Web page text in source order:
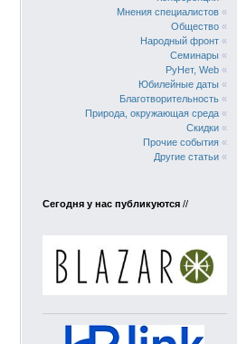
Мнения специалистов «
Общество «
Народный фронт «
Семинары «
РуНет, Web «
Юбилейные даты «
Благотворительность «
Природа, окружающая среда «
Скидки «
Прочие события «
Другие статьи «
Сегодня у нас публикуются //